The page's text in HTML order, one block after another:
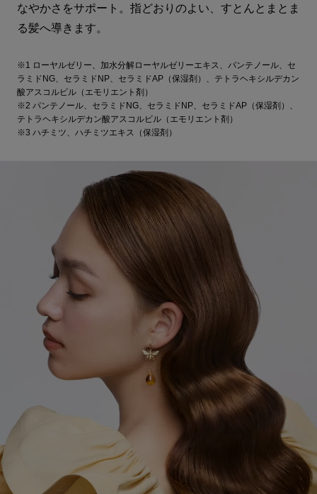
なやかさをサポート。指どおりのよい、すとんとまとま
る髪へ導きます。
※1 ローヤルゼリー、加水分解ローヤルゼリーエキス、パンテノール、セ
ラミドNG、セラミドNP、セラミドAP（保湿剤）、テトラヘキシルデカン
酸アスコルビル（エモリエント剤）
※2 パンテノール、セラミドNG、セラミドNP、セラミドAP（保湿剤）、
テトラヘキシルデカン酸アスコルビル（エモリエント剤）
※3 ハチミツ、ハチミツエキス（保湿剤）